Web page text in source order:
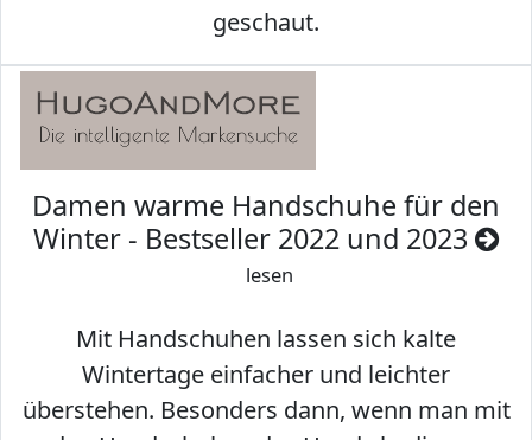
geschaut.
Damen warme Handschuhe für den
Winter - Bestseller 2022 und 2023
lesen
Mit Handschuhen lassen sich kalte
Wintertage einfacher und leichter
überstehen. Besonders dann, wenn man mit